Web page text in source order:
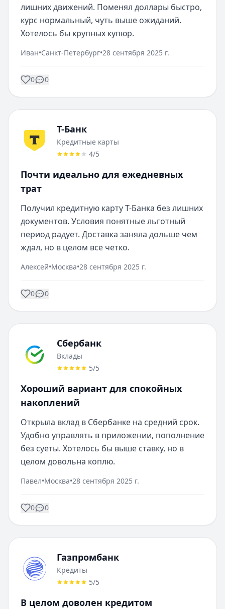
лишних движений. Поменял доллары быстро,
курс нормальный, чуть выше ожиданий.
Хотелось бы крупных купюр.
Иван•Санкт-Петербург•28 сентября 2025 г.
0 0
Т-Банк
Кредитные карты
4/5
Почти идеально для ежедневных
трат
Получил кредитную карту Т-Банка без лишних
документов. Условия понятные льготный
период радует. Доставка заняла дольше чем
ждал, но в целом все четко.
Алексей•Москва•28 сентября 2025 г.
0 0
Сбербанк
Вклады
5/5
Хороший вариант для спокойных
накоплений
Открыла вклад в Сбербанке на средний срок.
Удобно управлять в приложении, пополнение
без суеты. Хотелось бы выше ставку, но в
целом довольна коплю.
Павел•Москва•28 сентября 2025 г.
0 0
Газпромбанк
Кредиты
5/5
В целом доволен кредитом